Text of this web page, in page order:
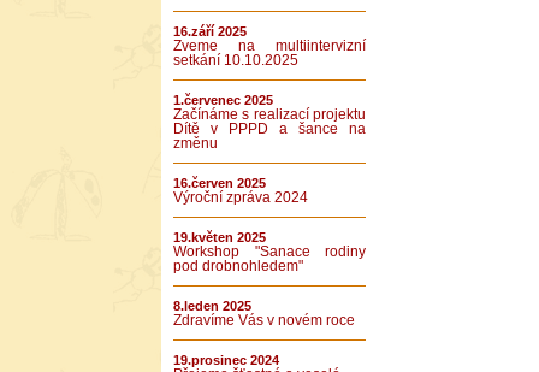
16.září 2025
Zveme na multiintervizní
setkání 10.10.2025
1.červenec 2025
Začínáme s realizací projektu
Dítě v PPPD a šance na
změnu
16.červen 2025
Výroční zpráva 2024
19.květen 2025
Workshop "Sanace rodiny
pod drobnohledem"
8.leden 2025
Zdravíme Vás v novém roce
19.prosinec 2024